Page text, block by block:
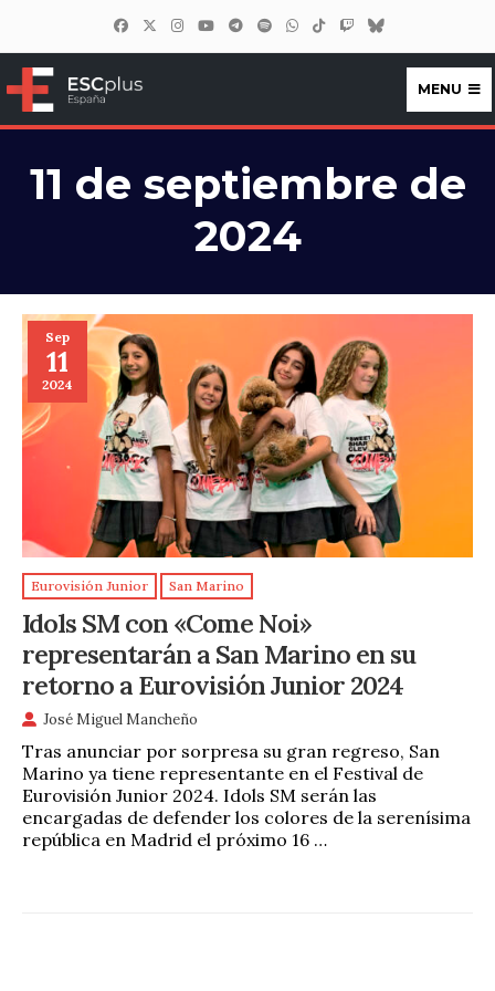
ESCplus España
MENU
11 de septiembre de
2024
Sep
11
2024
Eurovisión Junior San Marino
Idols SM con «Come Noi»
representarán a San Marino en su
retorno a Eurovisión Junior 2024
José Miguel Mancheño
Tras anunciar por sorpresa su gran regreso, San
Marino ya tiene representante en el Festival de
Eurovisión Junior 2024. Idols SM serán las
encargadas de defender los colores de la serenísima
república en Madrid el próximo 16 …